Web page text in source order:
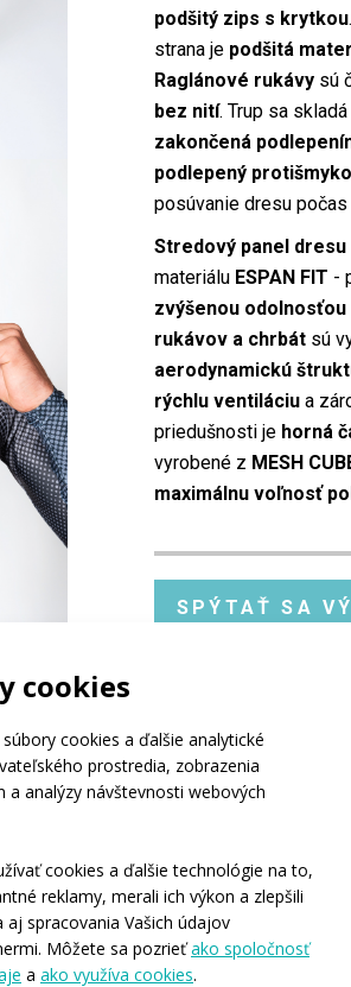
cookies
cookies a ďalšie analytické
prostredia, zobrazenia
analýzy návštevnosti webových
cookies a ďalšie technológie na to,
reklamy, merali ich výkon a zlepšili
aj spracovania Vašich údajov
Môžete sa pozrieťako spoločnosť
a ako využíva cookies.
podšitý zips s krytkou.
strana je podšitá
Raglánové rukávysú
bez nití. Trup sa
zakončená
podlepený
posúvanie dresu počas
Stredový panel
materiálu ESPAN FIT -
zvýšenou
rukávov a chrbátsú
aerodynamickú
rýchlu ventiláciua
priedušnosti je horná
vyrobené z MESH
maximálnu voľnosť
SPÝTAŤ SA
Materiál:
Veľkosti dospelí:
XS / S /